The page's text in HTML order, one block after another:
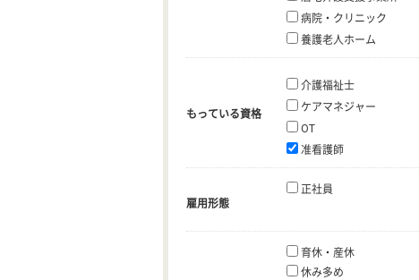
病院・クリニック
養護老人ホーム
もっている資格
介護福祉士
ケアマネジャー
OT
准看護師
雇用形態
正社員
育休・産休
休み多め